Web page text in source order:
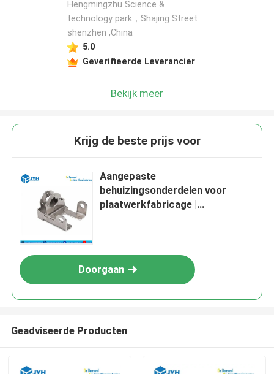
Hengmingzhu Science &
technology park，Shajing Street
shenzhen ,China
5.0
Geverifieerde Leverancier
Bekijk meer
Krijg de beste prijs voor
Aangepaste
behuizingsonderdelen voor
plaatwerkfabricage |
Doorgaan
Geadviseerde Producten